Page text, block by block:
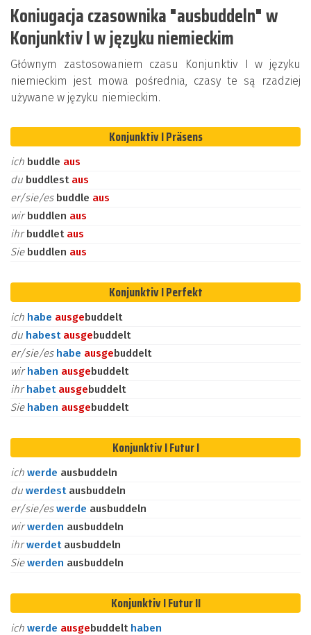
Koniugacja czasownika "ausbuddeln" w
Konjunktiv I w języku niemieckim
Głównym zastosowaniem czasu Konjunktiv I w języku
niemieckim jest mowa pośrednia, czasy te są rzadziej
używane w języku niemieckim.
Konjunktiv I Präsens
ich buddle aus
du buddlest aus
er/sie/es buddle aus
wirbuddlen aus
ihrbuddlet aus
Sie buddlen aus
Konjunktiv I Perfekt
ich habe ausgebuddelt
du habest ausgebuddelt
er/sie/es habe ausgebuddelt
wirhaben ausgebuddelt
ihrhabet ausgebuddelt
Sie haben ausgebuddelt
Konjunktiv I Futur I
ich werde ausbuddeln
du werdest ausbuddeln
er/sie/eswerde ausbuddeln
wirwerden ausbuddeln
ihrwerdet ausbuddeln
Siewerden ausbuddeln
Konjunktiv I Futur II
ich werde ausgebuddelt haben